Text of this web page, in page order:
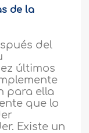
de la
del
últimos
para ella
que lo
Existe un